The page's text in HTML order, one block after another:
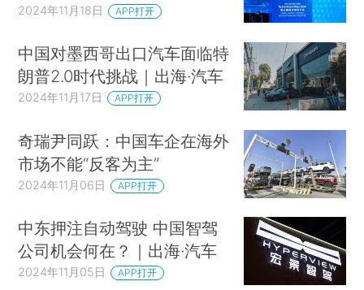
2024年11月18日 APP打开
中国对墨西哥出口汽车面临特
朗普2.0时代挑战｜出海·汽车
2024年11月17日 APP打开
奇瑞尹同跃：中国车企在海外
市场不能“反客为主”
2024年11月06日 APP打开
中东押注自动驾驶 中国智驾
公司机会何在？｜出海·汽车
2024年11月05日 APP打开